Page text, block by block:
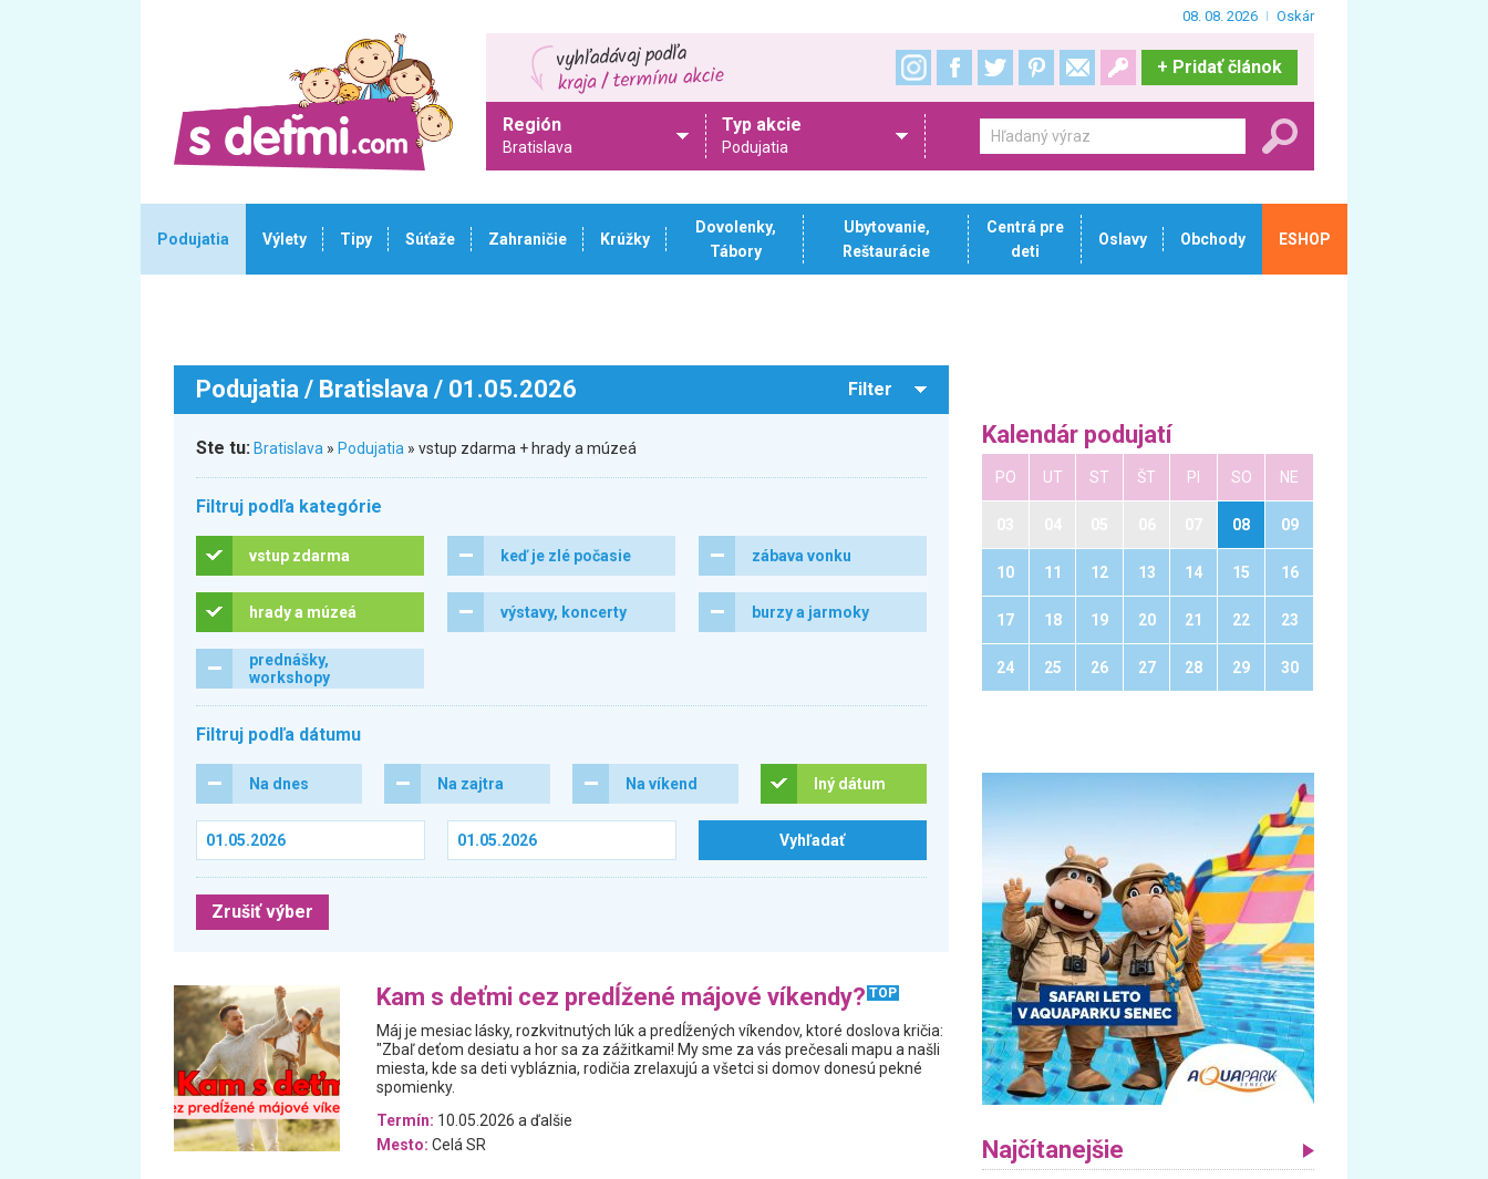
08. 08. 2026 Oskár
+ Pridať článok
Región
Bratislava
Typ akcie
Podujatia
Podujatia Výlety Tipy Súťaže Zahraničie Krúžky
Dovolenky,
Tábory
Ubytovanie,
Reštaurácie
Centrá pre
deti
Oslavy Obchody ESHOP
Podujatia / Bratislava / 01.05.2026 Filter
Ste tu: Bratislava » Podujatia » vstup zdarma + hrady a múzeá
Filtruj podľa kategórie
vstup zdarma keď je zlé počasie zábava vonku
hrady a múzeá výstavy, koncerty burzy a jarmoky
prednášky,
workshopy
Filtruj podľa dátumu
Na dnes Na zajtra Na víkend Iný dátum
Zrušiť výber
Kam s deťmi cez predĺžené májové víkendy? TOP
Máj je mesiac lásky, rozkvitnutých lúk a predĺžených víkendov, ktoré doslova kričia:
"Zbaľ deťom desiatu a hor sa za zážitkami! My sme za vás prečesali mapu a našli
miesta, kde sa deti vybláznia, rodičia zrelaxujú a všetci si domov donesú pekné
spomienky.
Termín: 10.05.2026 a ďalšie
Mesto: Celá SR
Kalendár podujatí
PO UT ST ŠT PI SO NE
08 09
10 11 12 13 14 15 16
17 18 19 20 21 22 23
24 25 26 27 28 29 30
Najčítanejšie